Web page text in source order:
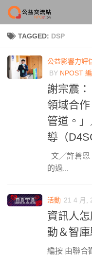
Skip to content
TAGGED: DSP
公益影響力評
BY NPOST
謝宗震
領域合
管道。
導（
文／許蒼
的過...
活動 21 4 月,
資訊人
動＆智
編按 由聯合